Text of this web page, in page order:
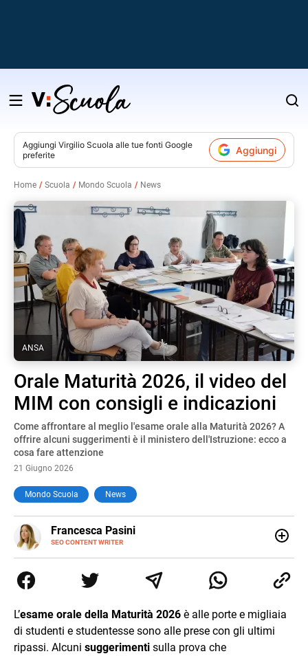
Salta
contenuto
Aggiungi Virgilio Scuola alle tue fonti Google
preferite
Aggiungi
Home Scuola Mondo Scuola News
ANSA
Orale Maturità 2026, il video del
MIM con consigli e indicazioni
Come affrontare al meglio l'esame orale alla Maturità 2026? A
offrire alcuni suggerimenti è il ministero dell'Istruzione: ecco a
cosa fare attenzione
21 Giugno 2026
Mondo Scuola News
Francesca Pasini
SEO CONTENT WRITER
E-
MAIL
le diverse sfumature dell'informazione e quelle storie di
vita che parlano di luoghi, viaggi unici, cultura e lifestyle,
L’esame orale della Maturità 2026 è alle porte e migliaia
di studenti e studentesse sono alle prese con gli ultimi
ripassi. Alcuni suggerimenti sulla prova che